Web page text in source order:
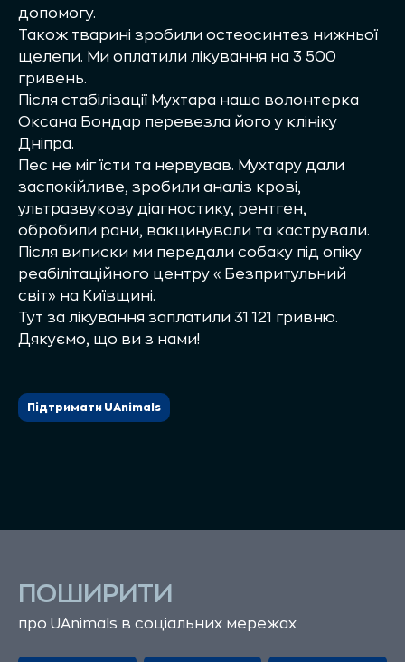
допомогу.
Також тварині зробили остеосинтез нижньої
щелепи. Ми оплатили лікування на 3 500
гривень.
Після стабілізації Мухтара наша волонтерка
Оксана Бондар перевезла його у клініку
Дніпра.
Пес не міг їсти та нервував. Мухтару дали
заспокійливе, зробили аналіз крові,
ультразвукову діагностику, рентген,
обробили рани, вакцинували та кастрували.
Після виписки ми передали собаку під опіку
реабілітаційного центру «Безпритульний
світ» на Київщині.
Тут за лікування заплатили 31 121 гривню.
Дякуємо, що ви з нами!
Підтримати UAnimals
ПОШИРИТИ
про UAnimals в соціальних мережах